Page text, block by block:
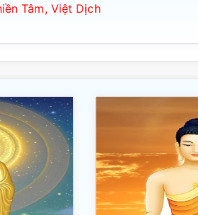
Tâm, Việt Dịch